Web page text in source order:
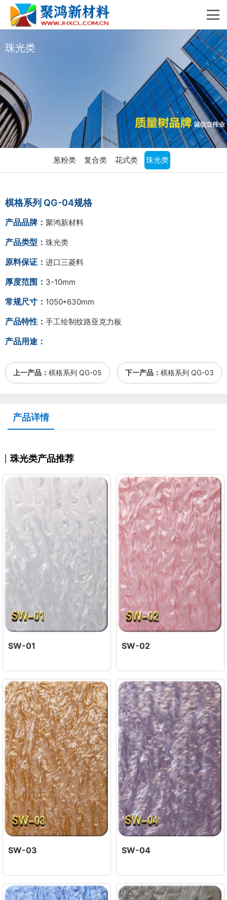
珠光类
葱粉类 复合类 花式类 珠光类
棋格系列 QG-04规格
产品品牌： 聚鸿新材料
产品类型： 珠光类
原料保证： 进口三菱料
厚度范围： 3-10mm
常规尺寸： 1050*630mm
产品特性： 手工绘制纹路亚克力板
产品用途：
上一产品： 棋格系列 QG-05 下一产品： 棋格系列 QG-03
产品详情
珠光类产品推荐
SW-01 SW-02
SW-03 SW-04